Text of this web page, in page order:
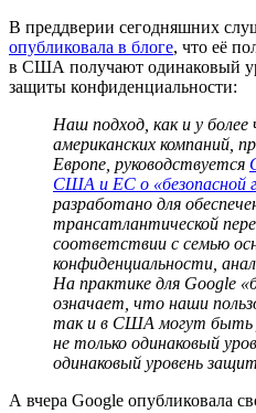
В преддверии сегодняшних
опубликовала в блоге, что её
в США получают одинаковый
защиты конфиденциальности:
Наш подход, как и у более
американских компаний,
Европе, руководствуется
США и ЕС о «безопасной
разработано для
трансатлантической
соответствии с семью
конфиденциальности,
На практике для Google
означает, что наши
так и в США могут быть
не только одинаковый
одинаковый уровень
А вчера Google опубликовала